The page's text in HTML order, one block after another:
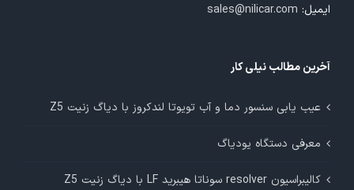
ایمیل: sales@nilicar.com
آخرین مطالب نیلی کار
عیب یابی سنسور دما و آب تویوتا لندکروز با دیاگ زنیت Z5
معرفی دستگاه یودیاگ
کالیبراسیون resolver سوناتا هیبرید LF با دیاگ زنیت Z5